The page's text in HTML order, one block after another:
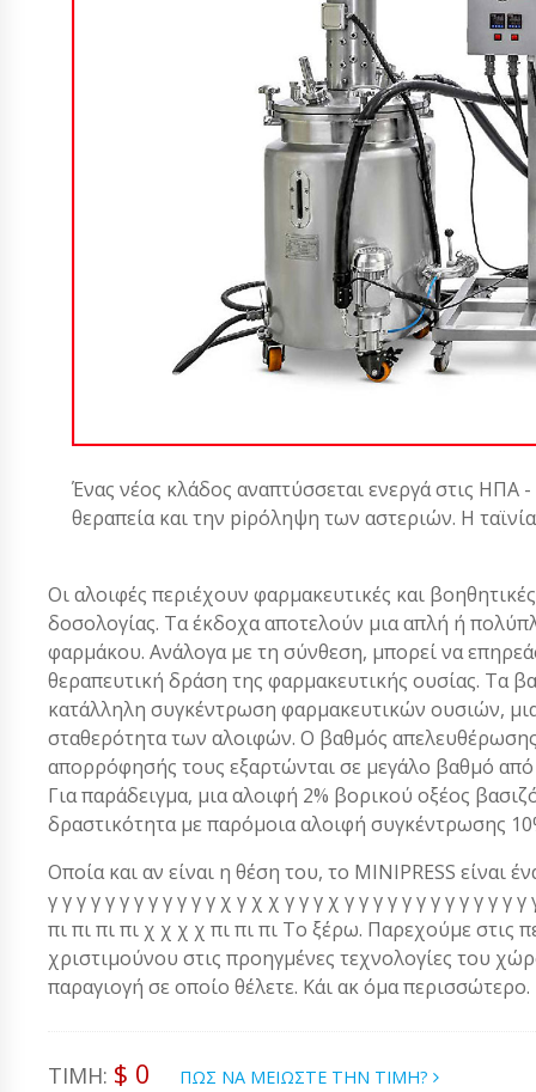
Ένας νέος κλάδος αναπτύσσεται ενεργά στις ΗΠΑ -
θεραπεία και την piρόληψη των αστεριών. Η
Οι αλοιφές περιέχουν φαρμακευτικές και
δοσολογίας. Τα έκδοχα αποτελούν μια απλή ή
φαρμάκου. Ανάλογα με τη σύνθεση, μπορεί να
θεραπευτική δράση της φαρμακευτικής ουσίας. Τα
κατάλληλη συγκέντρωση φαρμακευτικών ουσιών,
σταθερότητα των αλοιφών. Ο βαθμός
απορρόφησής τους εξαρτώνται σε μεγάλο βαθμό από
Για παράδειγμα, μια αλοιφή 2% βορικού οξέος
δραστικότητα με παρόμοια αλοιφή συγκέντρωσης
Οποία και αν είναι η θέση του, το MINIPRESS είναι
γ γ γ γ γ γ γ γ γ γ γ γ χ γ χ χ γ γ γ χ γ γ γ γ γ γ γ γ γ γ
πι πι πι πι χ χ χ χ πι πι πι Το ξέρω. Παρεχούμε στις
χριστιμούνου στις προηγμένες τεχνολογίες του
παραγιογή σε οποίο θέλετε. Κάι ακ όμα περισσώτερο.
ΤΙΜΉ: $ 0 ΠΩΣ ΝΑ ΜΕΙΩΣΤΕ ΤΗΝ ΤΙΜΗ?